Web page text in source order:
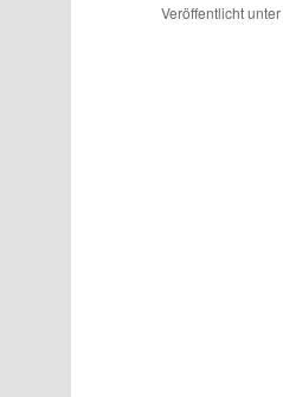
Veröffentlicht unter